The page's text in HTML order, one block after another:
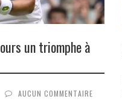
un triomphe à
AUCUN COMMENTAIRE